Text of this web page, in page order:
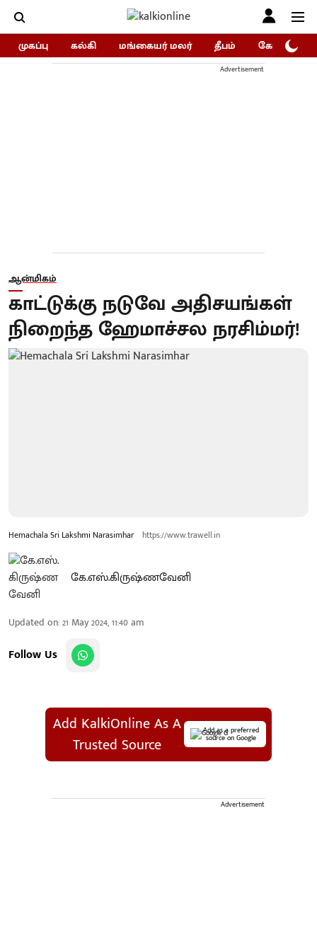
முகப்பு கல்கி மங்கையர் மலர் தீபம் கோகுலம்/
Advertisement
ஆன்மிகம்
காட்டுக்கு நடுவே அதிசயங்கள்
நிறைந்த ஹேமாச்சல நரசிம்மர்!
Hemachala Sri Lakshmi Narasimhar https://www.trawell.in
கே.எஸ்.கிருஷ்ணவேனி
Updated on:21 May 2024, 11:40 am
Follow Us
Add KalkiOnline As A
Trusted Source
Add as a preferred
source on Google
Advertisement